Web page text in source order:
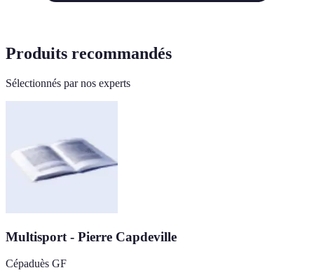
Produits recommandés
Sélectionnés par nos experts
Multisport - Pierre Capdeville
Cépaduès GF